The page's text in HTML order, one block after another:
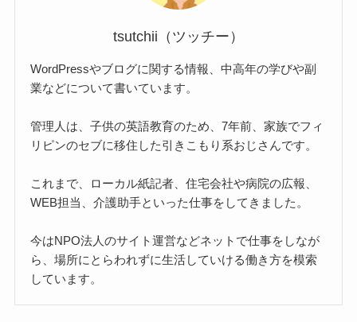
tsutchii（ツッチー）
WordPressやブログに関する情報、中高年の学びや副
業などについて書いています。
管理人は、子供の英語教育のため、7年前、家族でフィ
リピンのセブに移住した引きこもり系おじさんです。
これまで、ローカル紙記者、住宅会社や病院の広報、
WEB担当、介護助手といった仕事をしてきました。
今はNPO法人のサイト運営などネットで仕事をしなが
ら、場所にとらわれずに生活していける働き方を模索
しています。